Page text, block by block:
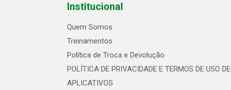
Institucional
Quem Somos
Treinamentos
Política de Troca e Devolução
POLÍTICA DE PRIVACIDADE E TERMOS DE USO DE
APLICATIVOS